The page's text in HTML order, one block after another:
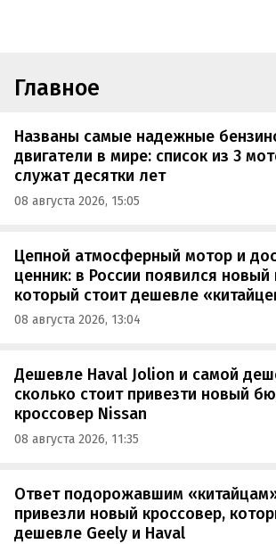
Главное
Названы самые надежные
двигатели в мире: список из 3
служат десятки лет
08 августа 2026, 15:05
Цепной атмосферный мотор и
ценник: в России появился новый
который стоит дешевле
08 августа 2026, 13:04
Дешевле Haval Jolion и самой
сколько стоит привезти новый
кроссовер Nissan
08 августа 2026, 11:35
Ответ подорожавшим
привезли новый кроссовер,
дешевле Geely и Haval